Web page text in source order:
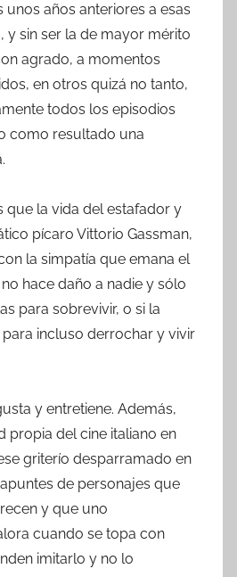
unos años anteriores a esas
y sin ser la de mayor mérito
agrado, a momentos
en otros quizá no tanto,
todos los episodios
como resultado una
que la vida del estafador y
pícaro Vittorio Gassman,
la simpatía que emana el
hace daño a nadie y sólo
para sobrevivir, o si la
incluso derrochar y vivir
y entretiene. Además,
propia del cine italiano en
griterío desparramado en
de personajes que
y que uno
cuando se topa con
imitarlo y no lo